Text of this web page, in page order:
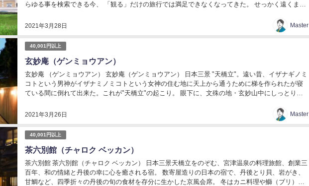
2021年3月28日
らゆる事を検索できる今、 「観る」だけの旅行では満足できなくなってきた。 せっかく遠くまで
Master
40,001円以上
玄妙庵（ゲンミョウアン）
2021年3月26日
玄妙庵 （ゲンミョウアン） 玄妙庵（ゲンミョウアン） 日本三景 "天橋立"。遠い昔、イザナギノミ
コトという男神がイザナミノミコトという女神の住む地に天上から通うために梯を作られたが寝
ている間に倒れて出来た。これが"天橋立"の起こり。 眼下に、文殊の地・玄妙山中にしっとりと
Master
40,001円以上
茶六別館（チャロク ベッカン）
茶六別館 茶六別館（チャロク ベッカン） 日本三景天橋立をのぞむ、宮津温泉の料理旅館、創業三
百年、和の情緒と丹後の幸に心を癒される宿。 数寄屋造りの日本の宿で、丹後とり貝、岩がき、
甘鯛など、四季折々の丹後の旬の食材を存分に生かした京風会席。 冬はカニ料理や鰤（ブリ）し